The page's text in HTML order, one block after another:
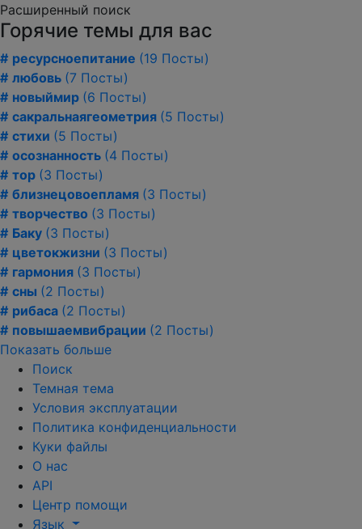
Расширенный поиск
Горячие темы для вас
# ресурсноепитание (19 Посты)
# любовь (7 Посты)
# новыймир (6 Посты)
# сакральнаягеометрия (5 Посты)
# стихи (5 Посты)
# осознанность (4 Посты)
# тор (3 Посты)
# близнецовоепламя (3 Посты)
# творчество (3 Посты)
# Баку (3 Посты)
# цветокжизни (3 Посты)
# гармония (3 Посты)
# сны (2 Посты)
# рибаса (2 Посты)
# повышаемвибрации (2 Посты)
Показать больше
Поиск
Темная тема
Условия эксплуатации
Политика конфиденциальности
Куки файлы
О нас
API
Центр помощи
Язык